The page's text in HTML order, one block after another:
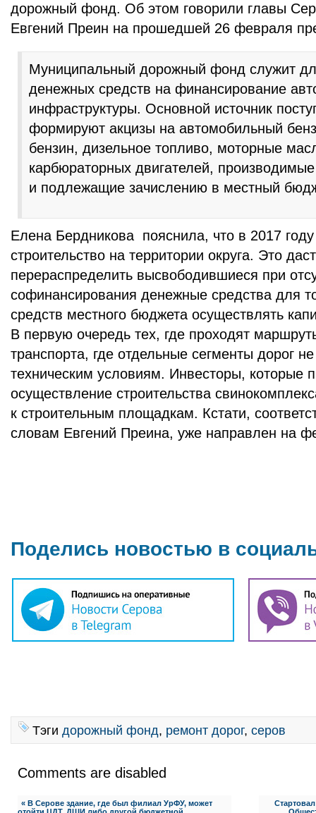
дорожный фонд. Об этом говорили главы
Евгений Преин на прошедшей 26 февраля
Муниципальный дорожный фонд служит
денежных средств на финансирование
инфраструктуры. Основной источник
формируют акцизы на автомобильный
бензин, дизельное топливо, моторные
карбюраторных двигателей,
и подлежащие зачислению в местный
Елена Бердникова пояснила, что в 2017
строительство на территории округа. Это
перераспределить высвободившиеся при
софинансирования денежные средства для
средств местного бюджета осуществлять
В первую очередь тех, где проходят
транспорта, где отдельные сегменты дорог
техническим условиям. Инвесторы, которые
осуществление строительства
к строительным площадкам. Кстати,
словам Евгений Преина, уже направлен на
Поделись новостью в
Тэги дорожный фонд, ремонт дорог, серов
Comments are disabled
« В Серове здание, где был филиал УрФУ, может